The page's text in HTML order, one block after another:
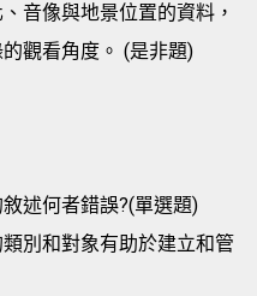
音像與地景位置的資料，
觀看角度。 (是非題)
述何者錯誤?(單選題)
別和對象有助於建立和管